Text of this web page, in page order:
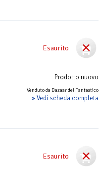
Esaurito
Prodotto nuovo
Venduto da Bazaar del Fantastico
» Vedi scheda completa
Esaurito